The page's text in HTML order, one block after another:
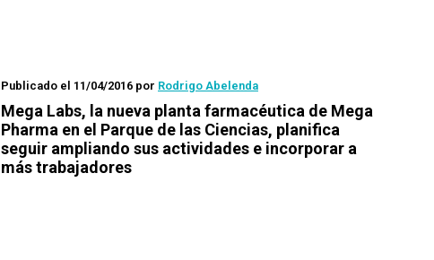
Publicado el 11/04/2016 por Rodrigo Abelenda
Mega Labs, la nueva planta farmacéutica de Mega
Pharma en el Parque de las Ciencias, planifica
seguir ampliando sus actividades e incorporar a
más trabajadores